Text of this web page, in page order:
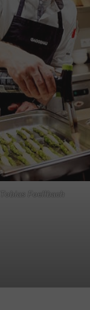
Tobias Foellbach